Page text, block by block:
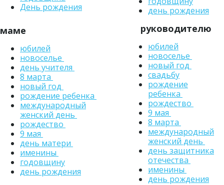
День рождения
маме
юбилей
новоселье
день учителя
8 марта
новый год
рождение ребенка
международный
женский день
рождество
9 мая
день матери
именины
годовщину
день рождения
день рождения
руководителю
юбилей
новоселье
новый год
свадьбу
рождение
ребенка
рождество
9 мая
8 марта
международный
женский день
день защитника
отечества
именины
день рождения